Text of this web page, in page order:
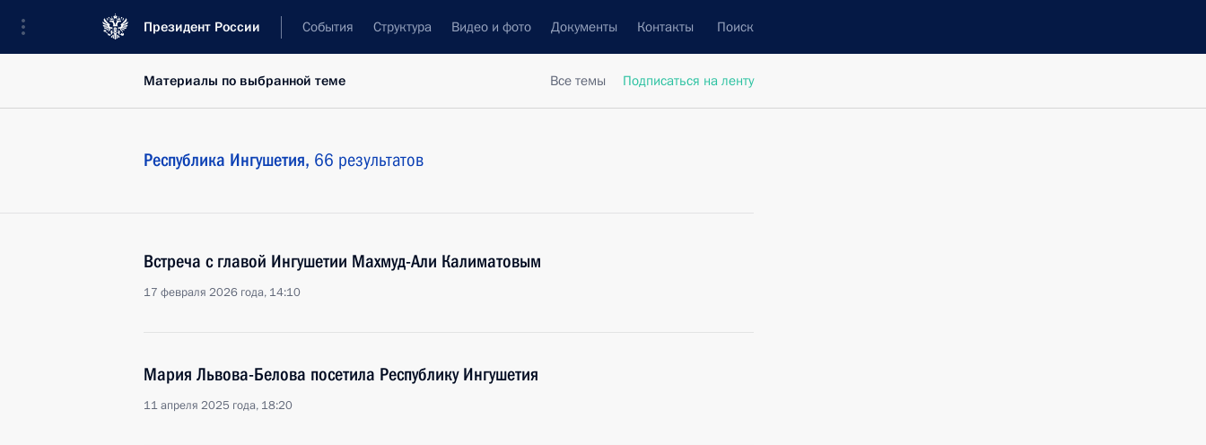
Президент России События Структура Видео и фото Документы Контакты Поиск
Все темы Подписаться на ленту
Материалы по выбранной теме
Республика Ингушетия, 66 результатов
Встреча с главой Ингушетии Махмуд-Али Калиматовым
17 февраля 2026 года, 14:10
Мария Львова-Белова посетила Республику Ингушетия
11 апреля 2025 года, 18:20